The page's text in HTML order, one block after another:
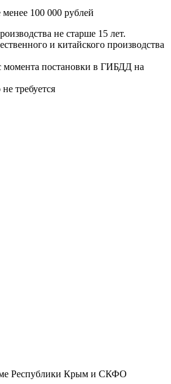
100 000 рублей
не старше 15 лет.
и китайского производства
момента постановки в ГИБДД на
требуется
Республики Крым и СКФО